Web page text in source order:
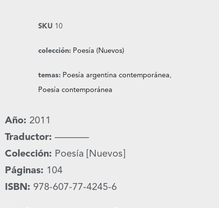
SKU 10
colección: Poesía (Nuevos)
temas: Poesía argentina contemporánea,
Poesía contemporánea
Año: 2011
Traductor: ———–
Colección: Poesía [Nuevos]
Páginas: 104
ISBN: 978-607-77-4245-6